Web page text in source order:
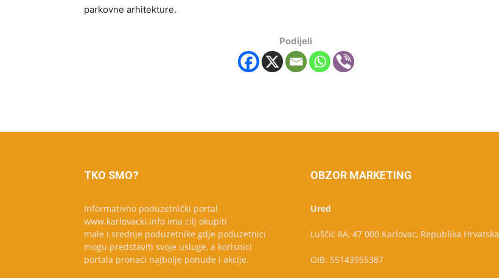
parkovne arhitekture.
Podijeli
TKO SMO?
Informativno poduzetnički portal
www.karlovacki.info ima cilj okupiti
male i srednje poduzetnike gdje poduzetnici
mogu predstaviti svoje usluge, a korisnici
portala pronaći najbolje ponude i akcije.
OBZOR MARKETING
Ured
Luščić 8A, 47 000 Karlovac, Republika Hrvatska
OIB: 55143955387